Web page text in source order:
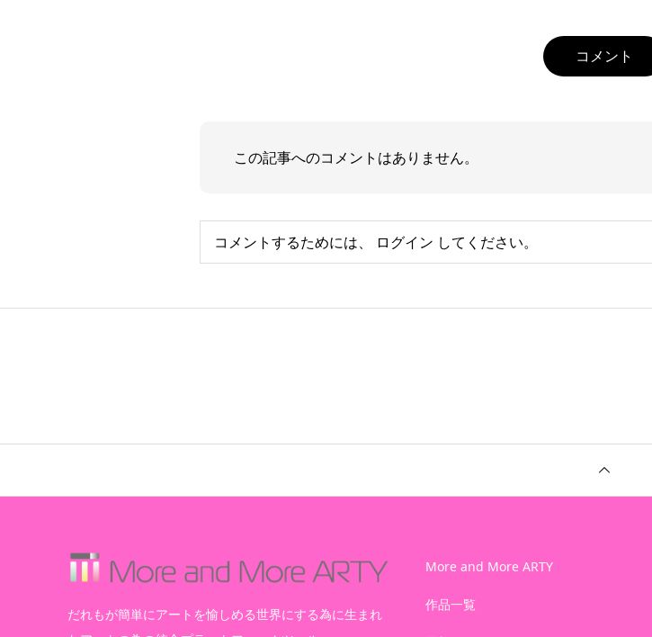
コメント
この記事へのコメントはありません。
コメントするためには、 ログイン してください。
だれもが簡単にアートを愉しめる世界にする為に生まれ
More and More ARTY
作品一覧